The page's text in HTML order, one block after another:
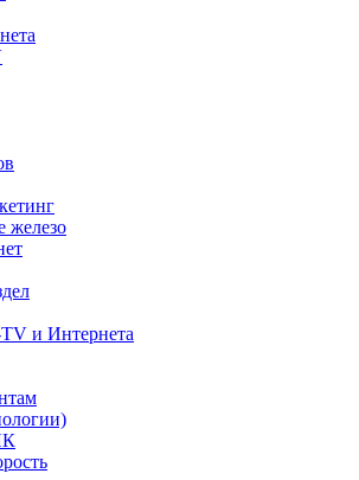
железо
и Интернета